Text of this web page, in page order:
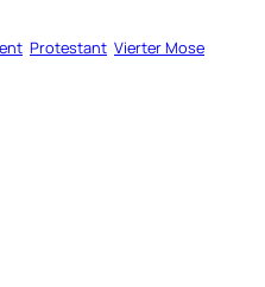
Protestant Vierter Mose